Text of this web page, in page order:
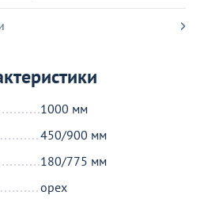
1000 мм
450/900 мм
180/775 мм
орех